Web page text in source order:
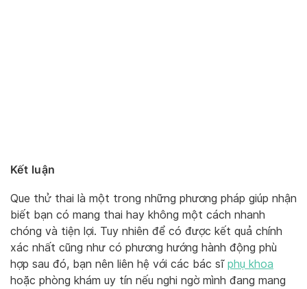
Kết luận
Que thử thai là một trong những phương pháp giúp nhận
biết bạn có mang thai hay không một cách nhanh
chóng và tiện lợi. Tuy nhiên để có được kết quả chính
xác nhất cũng như có phương hướng hành động phù
hợp sau đó, bạn nên liên hệ với các bác sĩ phụ khoa
hoặc phòng khám uy tín nếu nghi ngờ mình đang mang